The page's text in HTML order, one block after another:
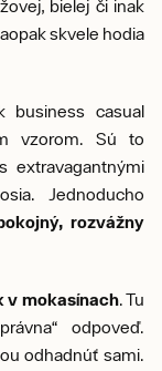
bielej či inak
skvele hodia
business casual
vzorom. Sú to
extravagantnými
Jednoducho
rozvážny
v mokasínach. Tu
odpoveď.
odhadnúť sami.